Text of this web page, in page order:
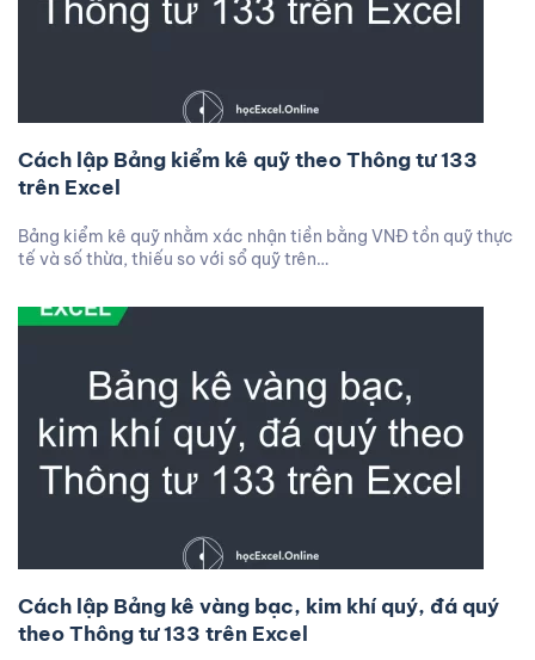
Cách lập Bảng kiểm kê quỹ theo Thông tư 133
trên Excel
Bảng kiểm kê quỹ nhằm xác nhận tiền bằng VNĐ tồn quỹ thực
tế và số thừa, thiếu so với sổ quỹ trên…
Cách lập Bảng kê vàng bạc, kim khí quý, đá quý
theo Thông tư 133 trên Excel